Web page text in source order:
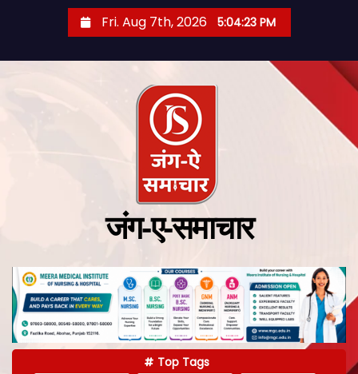
Fri. Aug 7th, 2026 5:04:24 PM
जंग-ए-समाचार
Top Tags